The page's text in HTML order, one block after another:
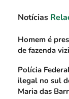
Notícias
Homem é
de fazenda
Polícia
ilegal no sul
Maria das